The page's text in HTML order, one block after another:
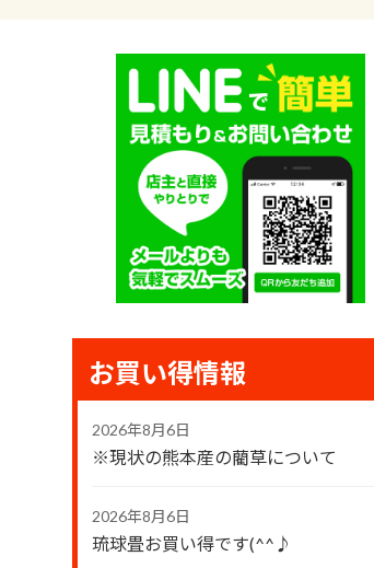
お買い得情報
2026年8月6日
※現状の熊本産の藺草について
2026年8月6日
琉球畳お買い得です(^^♪